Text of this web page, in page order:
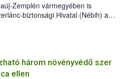
Zemplén vármegyében is
biztonsági Hivatal (Nébih) a
planipennis) jelenlétét. A
találták meg, de már fertőzött
az intézkedéseket a szlovák
a terjedés megállítása érdekében.
három növényvédő szer
ellen